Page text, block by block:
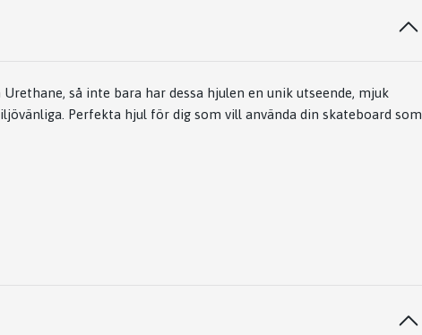
så inte bara har dessa hjulen en unik utseende, mjuk
Perfekta hjul för dig som vill använda din skateboard som